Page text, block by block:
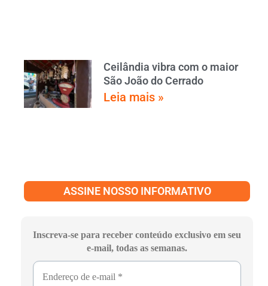
Ceilândia vibra com o maior
São João do Cerrado
Leia mais »
ASSINE NOSSO INFORMATIVO
Inscreva-se para receber conteúdo exclusivo em seu
e-mail, todas as semanas.